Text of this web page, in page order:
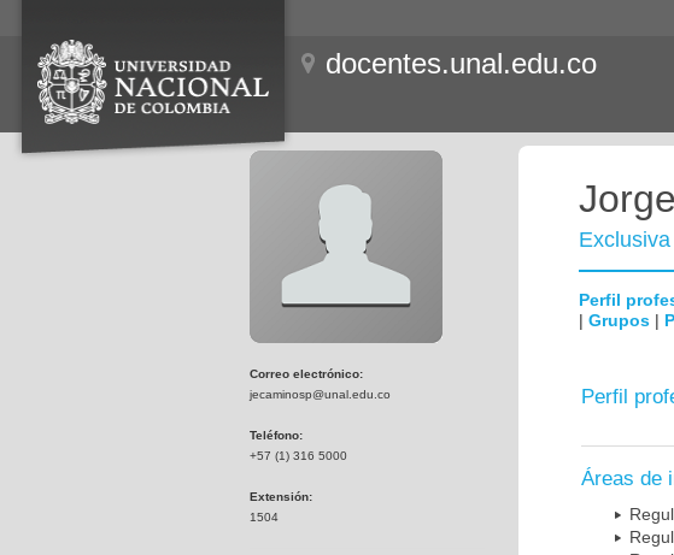
docentes.unal.edu.co
Correo electrónico:
jecaminosp@unal.edu.co
Teléfono:
+57 (1) 316 5000
Extensión:
1504
Exclusiva
Perfil
| Grupos |
Perfil
Áreas de